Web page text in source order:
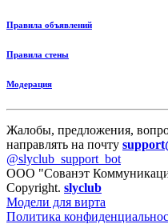
Правила объявлений
Правила стены
Модерация
Жалобы, предложения,
направлять на почту
@slyclub_support_bot
ООО "Сованэт
Copyright. slyclub
Модели для вирта
Политика